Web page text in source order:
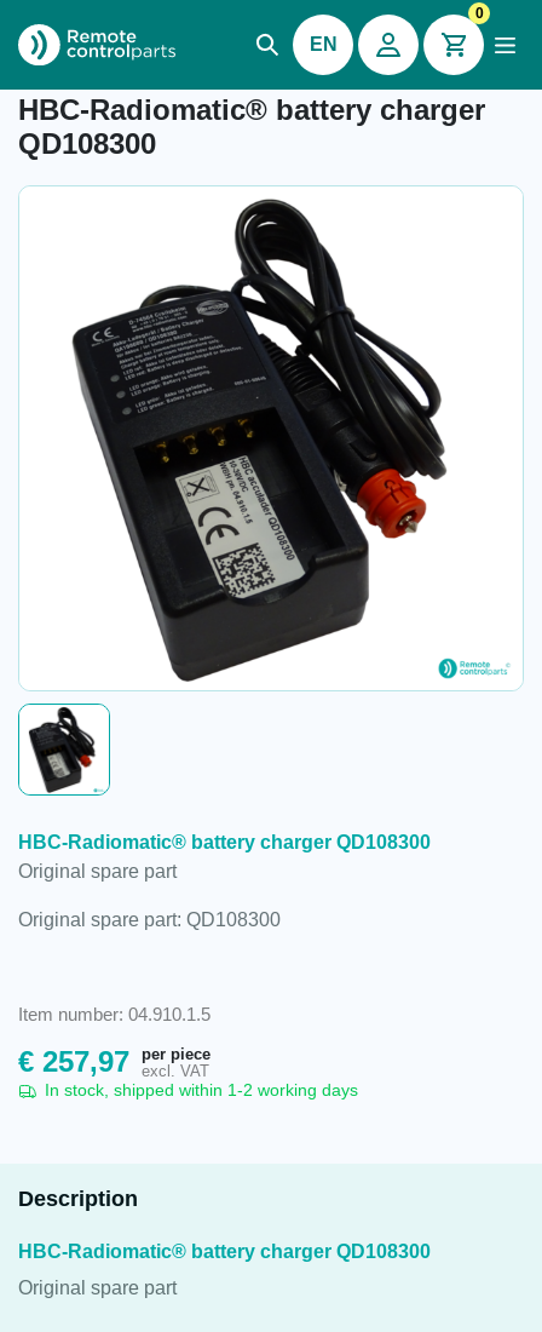
EN
0
Item number: 04.910.1.5
HBC-Radiomatic® battery charger
QD108300
HBC-Radiomatic® battery charger QD108300
Original spare part
Original spare part: QD108300
Item number: 04.910.1.5
€ 257,97
per piece
excl. VAT
In stock, shipped within 1-2 working days
Description
HBC-Radiomatic® battery charger QD108300
Original spare part